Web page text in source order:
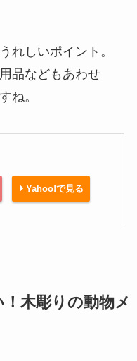
れしいポイント。
品などもあわせ
ね。
Yahoo!で見る
木彫りの動物メ